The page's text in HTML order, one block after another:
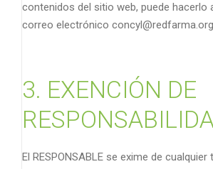
contenidos del sitio web, puede hacerlo
correo electrónico
3. EXENCIÓN DE
El RESPONSABLE se exime de cualquier